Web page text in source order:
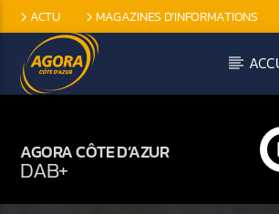
ACTU MAGAZINES D’INFORMATIONS
EMISSIONS SPÉCIFIQUES
AGORA CÔTE D’AZUR
DAB+